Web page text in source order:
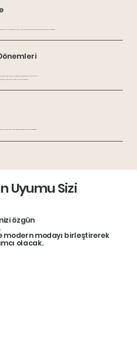
almazsanız, ürün ronashops.com deposuna geri gönderilecektir.
ve gönderilmesinde gecikmeler yaşanabilir.
size bildirimde bulunulacaktır.
ve ürünü en kısa sürede yeniden göndereceğiz.
Uyumu Sizi
özgün
modern modayı birleştirerek
olacak.